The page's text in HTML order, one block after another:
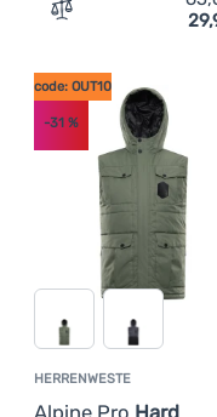
Zum Vergleich
HERRENWESTE
code: OUT10
-31 %